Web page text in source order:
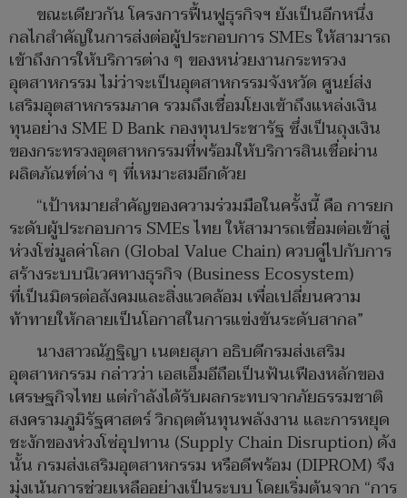
ขณะเดียวกัน โครงการฟื้นฟูธุรกิจฯ ยังเป็นอีกหนึ่ง
กลไกสำคัญในการส่งต่อผู้ประกอบการ SMEs ให้สามารถ
เข้าถึงการให้บริการต่าง ๆ ของหน่วยงานกระทรวง
อุตสาหกรรม ไม่ว่าจะเป็นอุตสาหกรรมจังหวัด ศูนย์ส่ง
เสริมอุตสาหกรรมภาค รวมถึงเชื่อมโยงเข้าถึงแหล่งเงิน
ทุนอย่าง SME D Bank กองทุนประชารัฐ ซึ่งเป็นถุงเงิน
ของกระทรวงอุตสาหกรรมที่พร้อมให้บริการสินเชื่อผ่าน
ผลิตภัณฑ์ต่าง ๆ ที่เหมาะสมอีกด้วย
“เป้าหมายสำคัญของความร่วมมือในครั้งนี้ คือ การยก
ระดับผู้ประกอบการ SMEs ไทย ให้สามารถเชื่อมต่อเข้าสู่
ห่วงโซ่มูลค่าโลก (Global Value Chain) ควบคู่ไปกับการ
สร้างระบบนิเวศทางธุรกิจ (Business Ecosystem)
ที่เป็นมิตรต่อสังคมและสิ่งแวดล้อม เพื่อเปลี่ยนความ
ท้าทายให้กลายเป็นโอกาสในการแข่งขันระดับสากล”
นางสาวณัฏฐิญา เนตยสุภา อธิบดีกรมส่งเสริม
อุตสาหกรรม กล่าวว่า เอสเอ็มอีถือเป็นฟันเฟืองหลักของ
เศรษฐกิจไทย แต่กำลังได้รับผลกระทบจากภัยธรรมชาติ
สงครามภูมิรัฐศาสตร์ วิกฤตต้นทุนพลังงาน และการหยุด
ชะงักของห่วงโซ่อุปทาน (Supply Chain Disruption) ดัง
นั้น กรมส่งเสริมอุตสาหกรรม หรือดีพร้อม (DIPROM) จึง
มุ่งเน้นการช่วยเหลืออย่างเป็นระบบ โดยเริ่มต้นจาก “การ